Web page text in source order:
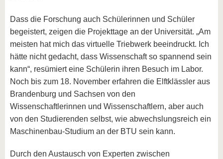
Dass die Forschung auch Schülerinnen und Schüler
begeistert, zeigen die Projekttage an der Universität. „Am
meisten hat mich das virtuelle Triebwerk beeindruckt. Ich
hätte nicht gedacht, dass Wissenschaft so spannend sein
kann“, resümiert eine Schülerin ihren Besuch im Labor.
Noch bis zum 18. November erfahren die Elftklässler aus
Brandenburg und Sachsen von den
Wissenschaftlerinnen und Wissenschaftlern, aber auch
von den Studierenden selbst, wie abwechslungsreich ein
Maschinenbau-Studium an der BTU sein kann.
Durch den Austausch von Experten zwischen